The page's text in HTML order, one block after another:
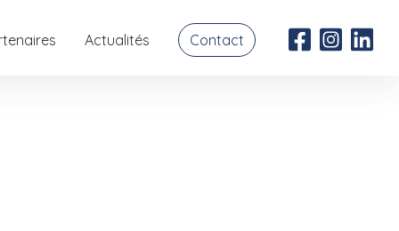
Actualités Contact